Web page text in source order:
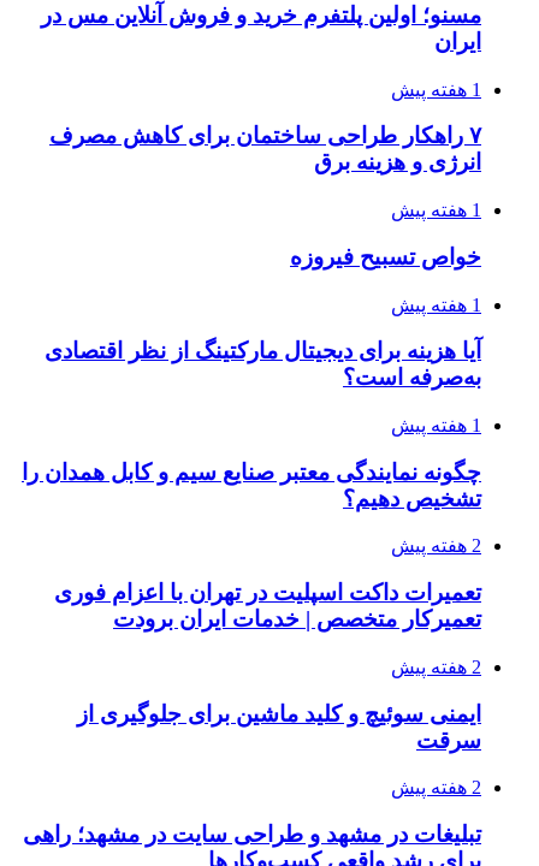
مسنو؛ اولین پلتفرم خرید و فروش آنلاین مس در
ایران
1 هفته پیش
۷ راهکار طراحی ساختمان برای کاهش مصرف
انرژی و هزینه برق
1 هفته پیش
خواص تسبیح فیروزه
1 هفته پیش
آیا هزینه برای دیجیتال مارکتینگ از نظر اقتصادی
به‌صرفه است؟
1 هفته پیش
چگونه نمایندگی معتبر صنایع سیم و کابل همدان را
تشخیص دهیم؟
2 هفته پیش
تعمیرات داکت اسپلیت در تهران با اعزام فوری
تعمیرکار متخصص | خدمات ایران برودت
2 هفته پیش
ایمنی سوئیچ و کلید ماشین برای جلوگیری از
سرقت
2 هفته پیش
تبلیغات در مشهد و طراحی سایت در مشهد؛ راهی
برای رشد واقعی کسب‌وکارها